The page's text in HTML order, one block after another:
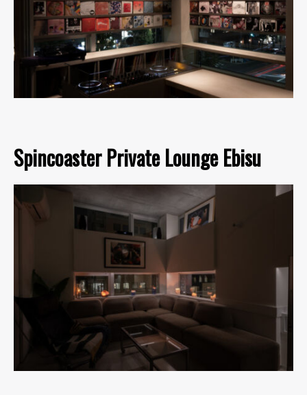
Spincoaster Private Lounge Ebisu